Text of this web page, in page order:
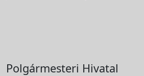
Polgármesteri Hivatal